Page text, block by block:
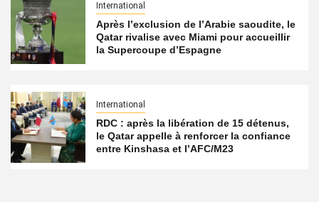
International
Après l’exclusion de l’Arabie saoudite, le
Qatar rivalise avec Miami pour accueillir
la Supercoupe d’Espagne
International
RDC : après la libération de 15 détenus,
le Qatar appelle à renforcer la confiance
entre Kinshasa et l’AFC/M23